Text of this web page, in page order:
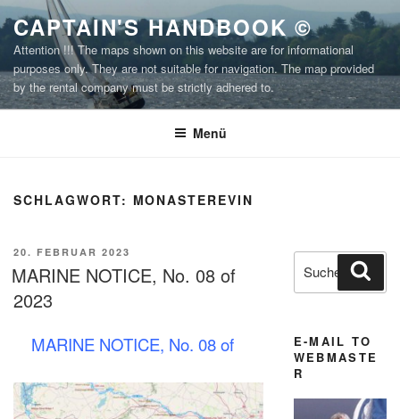
Zum
Inhalt
springen
CAPTAIN'S HANDBOOK ©
Attention !!! The maps shown on this website are for informational
purposes only. They are not suitable for navigation. The map provided
by the rental company must be strictly adhered to.
Menü
SCHLAGWORT: MONASTEREVIN
VERÖFFENTLICHT
AM
20. FEBRUAR 2023
MARINE NOTICE, No. 08 of
2023
MARINE NOTICE, No. 08 of
Suchen
nach:
E-MAIL TO
WEBMASTE
R